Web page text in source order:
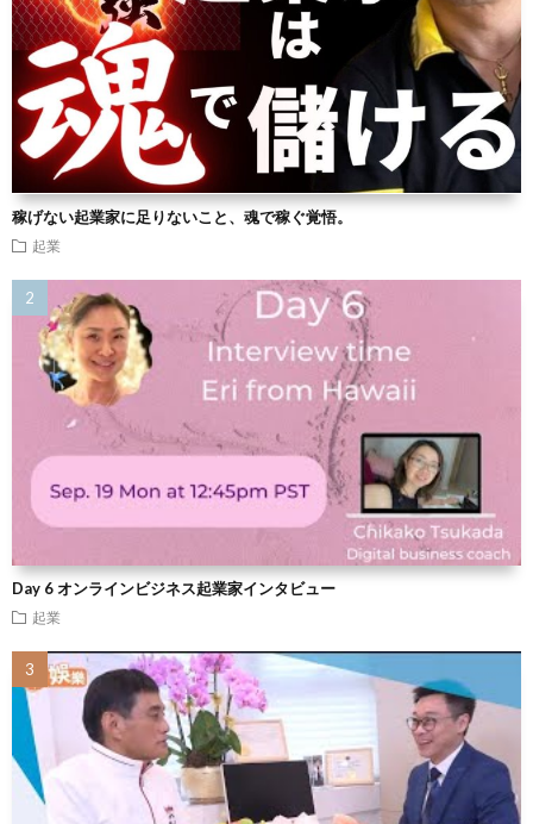
稼げない起業家に足りないこと、魂で稼ぐ覚悟。
起業
Day 6 オンラインビジネス起業家インタビュー
起業